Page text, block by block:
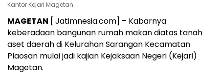
Kantor Kejari Magetan.
MAGETAN [ Jatimnesia.com] – Kabarnya
keberadaan bangunan rumah makan diatas tanah
aset daerah di Kelurahan Sarangan Kecamatan
Plaosan mulai jadi kajian Kejaksaan Negeri (Kejari)
Magetan.